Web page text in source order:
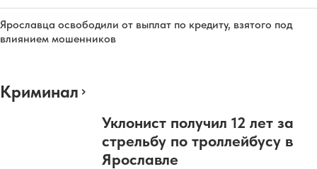
Ярославца освободили от выплат по кредиту, взятого под
влиянием мошенников
Криминал
Уклонист получил 12 лет за
стрельбу по троллейбусу в
Ярославле